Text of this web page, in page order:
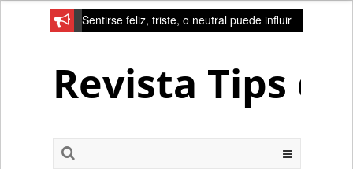
Sentirse feliz, triste, o neutral puede influir
Revista Tips